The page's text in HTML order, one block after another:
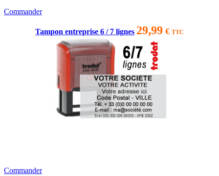
Commander
Tampon entreprise 6 / 7 lignes 29,99 € TTC
Commander